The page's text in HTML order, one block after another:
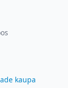
kaupa